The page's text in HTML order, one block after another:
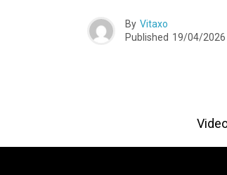
By Vitaxo
Published 19/04/2026